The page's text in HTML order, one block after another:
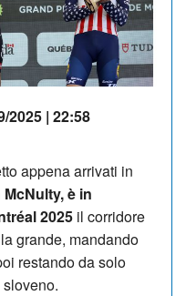
2025 | 22:58
appena arrivati in
è in
2025 il corridore
grande, mandando
restando da solo